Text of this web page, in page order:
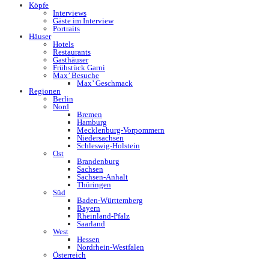
Köpfe
Interviews
Gäste im Interview
Portraits
Häuser
Hotels
Restaurants
Gasthäuser
Frühstück Garni
Max’ Besuche
Max’ Geschmack
Regionen
Berlin
Nord
Bremen
Hamburg
Mecklenburg-Vorpommern
Niedersachsen
Schleswig-Holstein
Ost
Brandenburg
Sachsen
Sachsen-Anhalt
Thüringen
Süd
Baden-Württemberg
Bayern
Rheinland-Pfalz
Saarland
West
Hessen
Nordrhein-Westfalen
Österreich